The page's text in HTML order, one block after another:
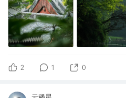
2 1 0